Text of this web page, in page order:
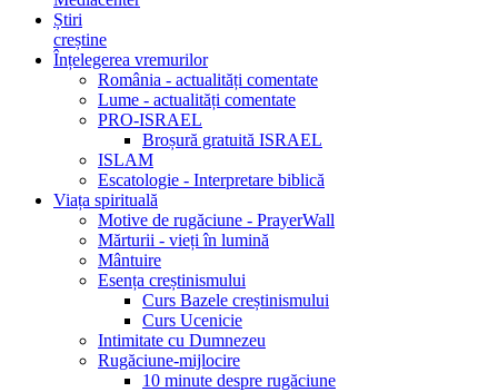
Știri
creștine
Înțelegerea vremurilor
România - actualități comentate
Lume - actualități comentate
PRO-ISRAEL
Broșură gratuită ISRAEL
ISLAM
Escatologie - Interpretare biblică
Viața spirituală
Motive de rugăciune - PrayerWall
Mărturii - vieți în lumină
Mântuire
Esența creștinismului
Curs Bazele creștinismului
Curs Ucenicie
Intimitate cu Dumnezeu
Rugăciune-mijlocire
10 minute despre rugăciune